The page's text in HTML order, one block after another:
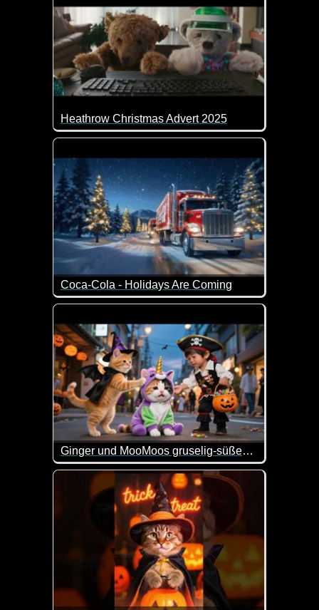
Heathrow Christmas Advert 2025
Wir kennen diese Bärchen-Weihnachts-Videos
Coca-Cola - Holidays Are Coming
Ein tolles Weihnachts-Video von Coca-Cola.
Ginger und MooMoos gruselig-süßes Halloween
Wenn das kein nettes Halloween-Video ist.